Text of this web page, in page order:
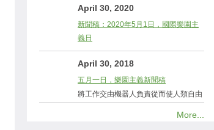
April 30, 2020
新聞稿：2020年5月1日，國際樂園主
義日
April 30, 2018
五月一日，樂園主義新聞稿
將工作交由機器人負責從而使人類自由
More...